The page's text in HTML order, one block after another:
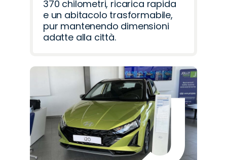
370 chilometri, ricarica rapida
e un abitacolo trasformabile,
pur mantenendo dimensioni
adatte alla città.